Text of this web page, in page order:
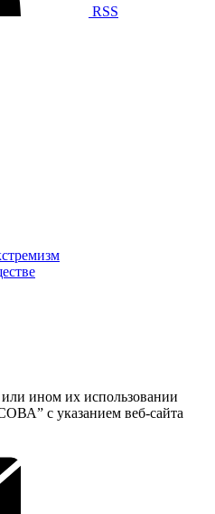
RSS
ином их использовании
с указанием веб-сайта